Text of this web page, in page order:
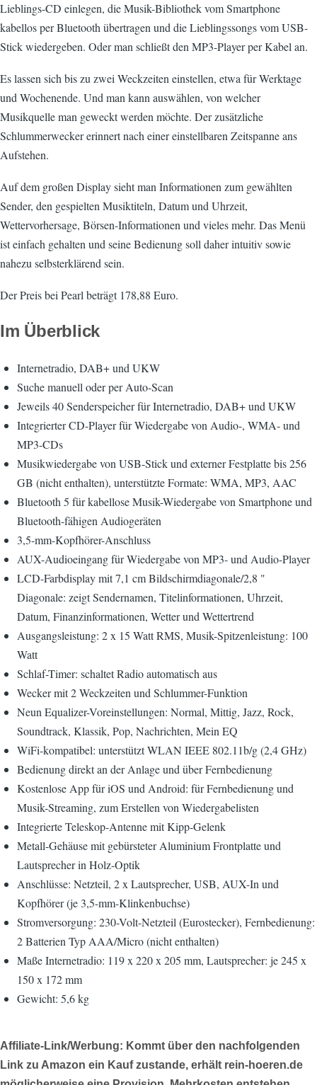
Lieblings-CD einlegen, die Musik-Bibliothek vom Smartphone
kabellos per Bluetooth übertragen und die Lieblingssongs vom USB-
Stick wiedergeben. Oder man schließt den MP3-Player per Kabel an.
Es lassen sich bis zu zwei Weckzeiten einstellen, etwa für Werktage
und Wochenende. Und man kann auswählen, von welcher
Musikquelle man geweckt werden möchte. Der zusätzliche
Schlummerwecker erinnert nach einer einstellbaren Zeitspanne ans
Aufstehen.
Auf dem großen Display sieht man Informationen zum gewählten
Sender, den gespielten Musiktiteln, Datum und Uhrzeit,
Wettervorhersage, Börsen-Informationen und vieles mehr. Das Menü
ist einfach gehalten und seine Bedienung soll daher intuitiv sowie
nahezu selbsterklärend sein.
Der Preis bei Pearl beträgt 178,88 Euro.
Im Überblick
Internetradio, DAB+ und UKW
Suche manuell oder per Auto-Scan
Jeweils 40 Senderspeicher für Internetradio, DAB+ und UKW
Integrierter CD-Player für Wiedergabe von Audio-, WMA- und
MP3-CDs
Musikwiedergabe von USB-Stick und externer Festplatte bis 256
GB (nicht enthalten), unterstützte Formate: WMA, MP3, AAC
Bluetooth 5 für kabellose Musik-Wiedergabe von Smartphone und
Bluetooth-fähigen Audiogeräten
3,5-mm-Kopfhörer-Anschluss
AUX-Audioeingang für Wiedergabe von MP3- und Audio-Player
LCD-Farbdisplay mit 7,1 cm Bildschirmdiagonale/2,8 "
Diagonale: zeigt Sendernamen, Titelinformationen, Uhrzeit,
Datum, Finanzinformationen, Wetter und Wettertrend
Ausgangsleistung: 2 x 15 Watt RMS, Musik-Spitzenleistung: 100
Watt
Schlaf-Timer: schaltet Radio automatisch aus
Wecker mit 2 Weckzeiten und Schlummer-Funktion
Neun Equalizer-Voreinstellungen: Normal, Mittig, Jazz, Rock,
Soundtrack, Klassik, Pop, Nachrichten, Mein EQ
WiFi-kompatibel: unterstützt WLAN IEEE 802.11b/g (2,4 GHz)
Bedienung direkt an der Anlage und über Fernbedienung
Kostenlose App für iOS und Android: für Fernbedienung und
Musik-Streaming, zum Erstellen von Wiedergabelisten
Integrierte Teleskop-Antenne mit Kipp-Gelenk
Metall-Gehäuse mit gebürsteter Aluminium Frontplatte und
Lautsprecher in Holz-Optik
Anschlüsse: Netzteil, 2 x Lautsprecher, USB, AUX-In und
Kopfhörer (je 3,5-mm-Klinkenbuchse)
Stromversorgung: 230-Volt-Netzteil (Eurostecker), Fernbedienung:
2 Batterien Typ AAA/Micro (nicht enthalten)
Maße Internetradio: 119 x 220 x 205 mm, Lautsprecher: je 245 x
150 x 172 mm
Gewicht: 5,6 kg
Affiliate-Link/Werbung: Kommt über den nachfolgenden
Link zu Amazon ein Kauf zustande, erhält rein-hoeren.de